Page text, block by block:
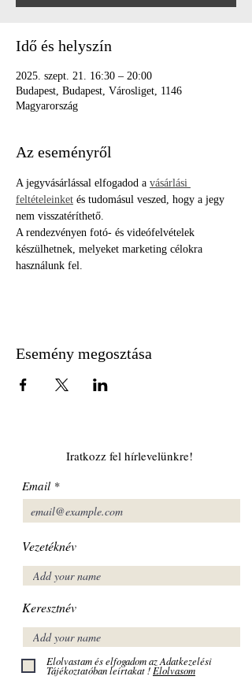
Idő és helyszín
2025. szept. 21. 16:30 – 20:00
Budapest, Budapest, Városliget, 1146
Magyarország
Az eseményről
A jegyvásárlással elfogadod a vásárlási
feltételeinket és tudomásul veszed, hogy a jegy
nem visszatéríthető.
A rendezvényen fotó- és videófelvételek
készülhetnek, melyeket marketing célokra
használunk fel.
Esemény megosztása
Iratkozz fel hírlevelünkre!
Email
Vezetéknév
Keresztnév
Elolvastam és elfogadom az Adatkezelési
Tájékoztatóban leírtakat ! Elolvasom